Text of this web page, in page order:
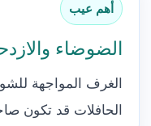
أهم عيب
الضوضاء
الغرف المواجهة
الحافلات قد تكون